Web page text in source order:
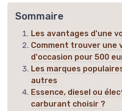
Sommaire
Les avantages d'une
Comment trouver une
d'occasion pour 500
Les marques
autres
Essence, diesel ou
carburant choisir ?